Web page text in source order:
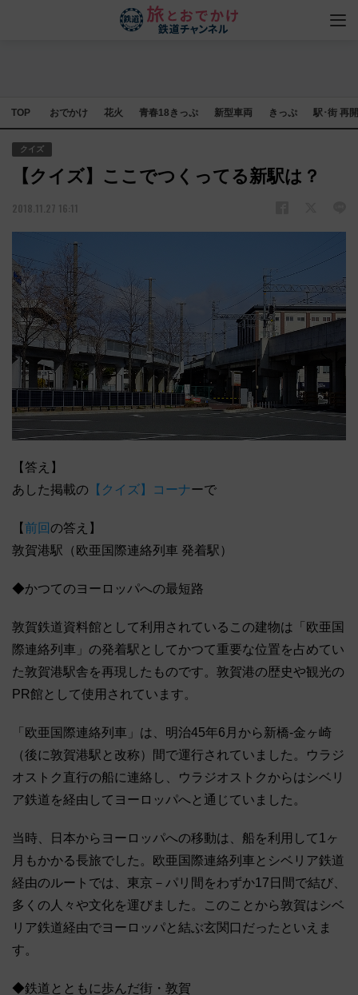
TOP おでかけ 花火 青春18きっぷ 新型車両 きっぷ 駅･街 再
クイズ
【クイズ】ここでつくってる新駅は？
2018.11.27 16:11
【答え】
あした掲載の 【クイズ】コーナーで
【前回の答え】
敦賀港駅（欧亜国際連絡列車 発着駅）
◆かつてのヨーロッパへの最短路
敦賀鉄道資料館として利用されているこの建物は「欧亜国
際連絡列車」の発着駅としてかつて重要な位置を占めてい
た敦賀港駅舎を再現したものです。敦賀港の歴史や観光の
PR館として使用されています。
「欧亜国際連絡列車」は、明治45年6月から新橋‐金ヶ崎
（後に敦賀港駅と改称）間で運行されていました。ウラジ
オストク直行の船に連絡し、ウラジオストクからはシベリ
ア鉄道を経由してヨーロッパへと通じていました。
当時、日本からヨーロッパへの移動は、船を利用して1ヶ
月もかかる長旅でした。欧亜国際連絡列車とシベリア鉄道
経由のルートでは、東京－パリ間をわずか17日間で結び、
多くの人々や文化を運びました。このことから敦賀はシベ
リア鉄道経由でヨーロッパと結ぶ玄関口だったといえま
す。
◆鉄道とともに歩んだ街・敦賀